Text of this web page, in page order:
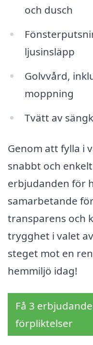
och dusch
ljusinsläpp
Golvvård,
moppning
Tvätt av
Genom att fylla i
snabbt och
erbjudanden för
samarbetande
transparens och
trygghet i valet
steget mot en
hemmiljö idag!
Få 3
förpliktelser